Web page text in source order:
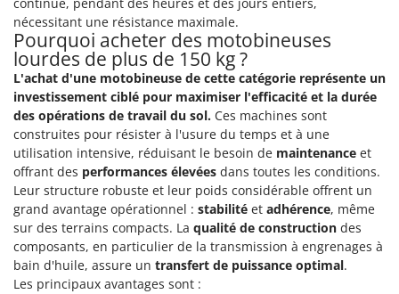
continue, pendant des heures et des jours entiers,
nécessitant une résistance maximale.
Pourquoi acheter des motobineuses
lourdes de plus de 150 kg ?
L'achat d'une motobineuse de cette catégorie représente un
investissement ciblé pour maximiser l'efficacité et la durée
des opérations de travail du sol. Ces machines sont
construites pour résister à l'usure du temps et à une
utilisation intensive, réduisant le besoin de maintenance et
offrant des performances élevées dans toutes les conditions.
Leur structure robuste et leur poids considérable offrent un
grand avantage opérationnel : stabilité et adhérence, même
sur des terrains compacts. La qualité de construction des
composants, en particulier de la transmission à engrenages à
bain d'huile, assure un transfert de puissance optimal.
Les principaux avantages sont :